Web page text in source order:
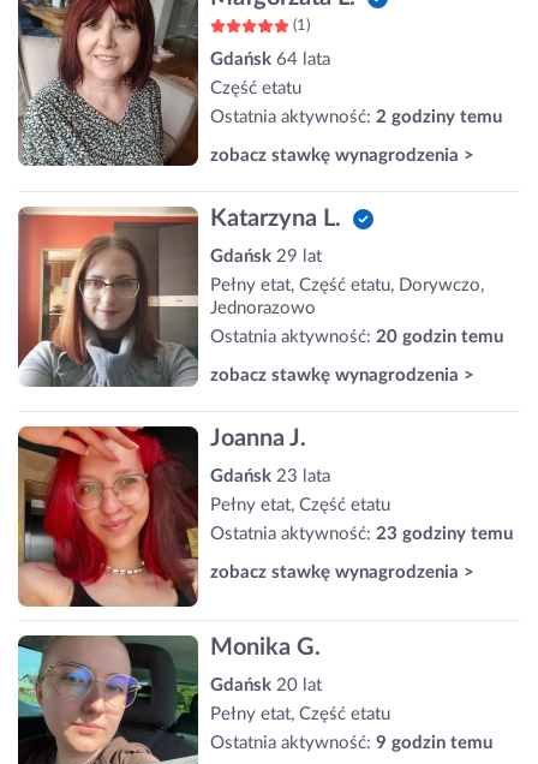
(1)
Gdańsk 64 lata
Część etatu
Ostatnia aktywność: 2 godziny temu
zobacz stawkę wynagrodzenia >
Katarzyna L.
Gdańsk 29 lat
Pełny etat, Część etatu, Dorywczo,
Jednorazowo
Ostatnia aktywność: 20 godzin temu
zobacz stawkę wynagrodzenia >
Joanna J.
Gdańsk 23 lata
Pełny etat, Część etatu
Ostatnia aktywność: 23 godziny temu
zobacz stawkę wynagrodzenia >
Monika G.
Gdańsk 20 lat
Pełny etat, Część etatu
Ostatnia aktywność: 9 godzin temu